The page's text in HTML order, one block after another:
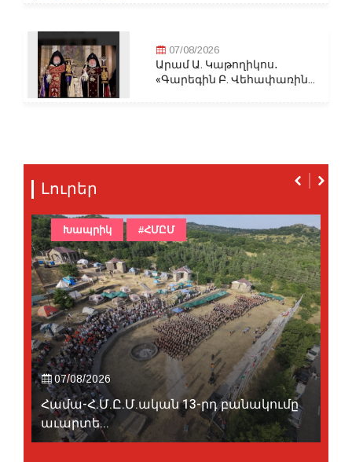
07/08/2026
Արամ Ա. Կաթողիկոս․
«Գարեգին Բ. Վեհափառին...
Լուրեր
07/08/2026
Համա-Հ.Մ.Ը.Մ.ական 13-րդ բանակումը
աւարտե...
Խապրիկ #ՀՄԸՄ